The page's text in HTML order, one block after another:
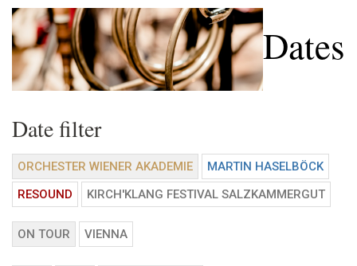
Dates
Date filter
ORCHESTER WIENER AKADEMIE
MARTIN HASELBÖCK
RESOUND
KIRCH'KLANG FESTIVAL SALZKAMMERGUT
ON TOUR VIENNA